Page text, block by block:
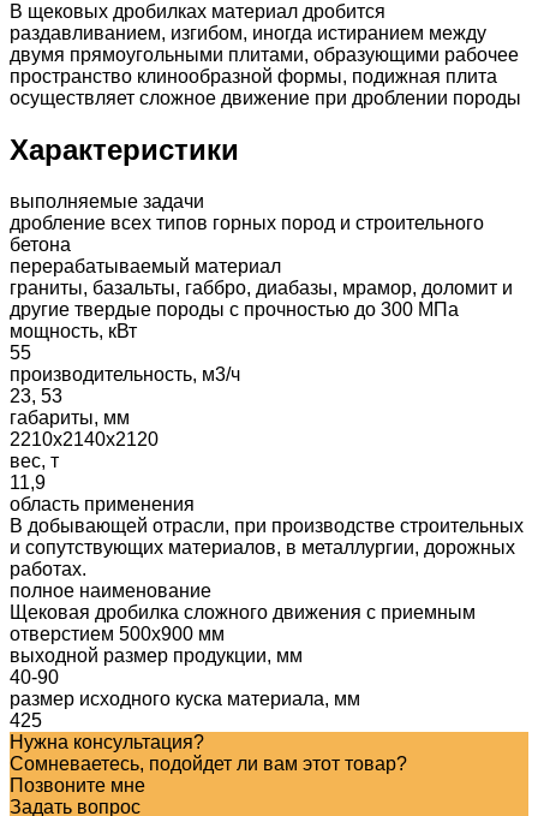
В щековых дробилках материал дробится
раздавливанием, изгибом, иногда истиранием между
двумя прямоугольными плитами, образующими рабочее
пространство клинообразной формы, подижная плита
осуществляет сложное движение при дроблении породы
Характеристики
выполняемые задачи
дробление всех типов горных пород и строительного
бетона
перерабатываемый материал
граниты, базальты, габбро, диабазы, мрамор, доломит и
другие твердые породы с прочностью до 300 МПа
мощность, кВт
55
производительность, м3/ч
23, 53
габариты, мм
2210х2140х2120
вес, т
11,9
область применения
В добывающей отрасли, при производстве строительных
и сопутствующих материалов, в металлургии, дорожных
работах.
полное наименование
Щековая дробилка сложного движения с приемным
отверстием 500х900 мм
выходной размер продукции, мм
40-90
размер исходного куска материала, мм
425
Нужна консультация?
Сомневаетесь, подойдет ли вам этот товар?
Позвоните мне
Задать вопрос